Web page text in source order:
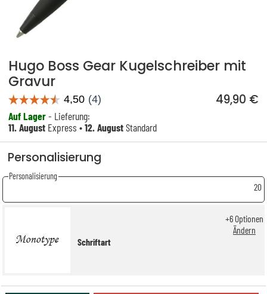
Hugo Boss Gear Kugelschreiber mit
Gravur
49,90 €
Auf Lager- Lieferung:
11. August Express •12. AugustStandard
Personalisierung
Personalisierung
20
Schriftart
+6Optionen
Ändern